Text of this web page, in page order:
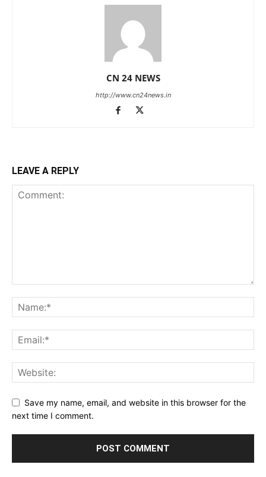
CN 24 NEWS
http://www.cn24news.in
LEAVE A REPLY
Save my name, email, and website in this browser for the
next time I comment.